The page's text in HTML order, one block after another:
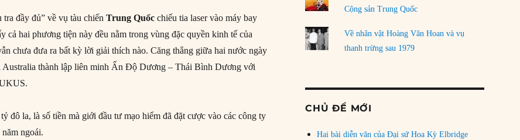
tra đầy đủ” về vụ tàu chiếnTrung Quốc chiếu tia laser vào máy bay
cả hai phương tiện này đều nằm trong vùng đặc quyền kinh tế của
chưa đưa ra bất kỳ lời giải thích nào. Căng thẳng giữa hai nước ngày
Australia thành lập liên minh Ấn Độ Dương – Thái Bình Dương với
đô la, là số tiền mà giới đầu tư mạo hiểm đã đặt cược vào các công ty
ngoái.
Cộng sản Trung Quốc
Về nhân vật Hoàng Văn Hoan và vụ
thanh trừng sau 1979
CHỦ ĐỀ MỚI
Hai bài diễn văn của Đại sứ Hoa Kỳ Elbridge